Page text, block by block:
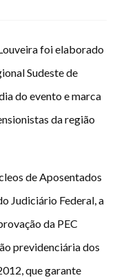
foi elaborado
Sudeste de
do evento e marca
da região
de Aposentados
Judiciário Federal, a
da PEC
previdenciária dos
que garante